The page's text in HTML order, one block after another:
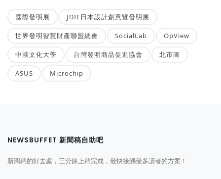
國際發明展 JDIE日本設計創意暨發明展
世界發明智慧財產聯盟總會 SocialLab OpView
中國文化大學 台灣發明商品促進協會 北市圖
ASUS Microchip
NEWSBUFFET 新聞稿自助吧
新聞稿的好去處，三分鐘上稿完成，最快接觸最多讀者的方案！